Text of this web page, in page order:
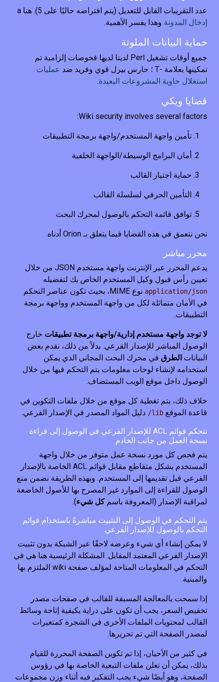
عدد التقريبات القابل للتعديل (يتم افتراضه حاليًا على 5). هنا a
إدخال المدونة وهذا يفسر الأهمية.
حماية البيانات الملوثة
جميع أوقات تشغيل Perl لدينا لديها فحوصات إلزامية تم
تمكينها بعلامة -T ؛ حارس بيرل قوي وفريد ضد
عمليات
استغلال حاوية المشروعات البعيدة.
قضايا ويكي
Wiki security involves several factors:
تأمين واجهة المستخدم/واجهة برمجة التطبيقات
أمان البرامج الوسيطة/الواجهة الخلفية
حماية اجتياز القالب
التأمين الحرفي لسلسلة القالب
توافق قائمة التحكم بالوصول لمحرك البحث
نحن نتعمق في هذه القضايا فيما يتعلق بـ Orion أدناه.
محرر مباشر
يدعم المحرر عبر الإنترنت واجهة مستخدم JSON من خلال
تعيين رأس قبول وكيل المستخدم الخاص بك لتفضيله
application/json
نوع MIME، بحيث تكون عناصر التحكم
في الأمان متماثلة لكل من واجهة المستخدم وواجهة برمجة
التطبيقات.
لا توجد واجهة مستخدم إدارية/واجهة برمجة تطبيقات خارج
الوصول المباشر للإصدار الفرعي. بدلاً من ذلك، نقدم بعض
البيانات الطرق في محرك البحث المجاني الذي يمكن
استخدامه لإنشاء لوحات معلومات يتم التحكم فيها من خلال
الوصول داخل موقع الويب المستضاف.
خلاف ذلك، يتم تغطية كل موقع من خلال ملفات التكوين في
قاعدة الموقع lib/
دليل المواد المصدر في الإصدار الفرعي.
تتحكم قوائم ACL للإصدار الفرعي في الوصول إلى قراءة
نسخة العمل من جانب الخادم
يتم فحص كل مورد نسخة عمل متوفر من خلال واجهة
المستخدم بشكل متقاطع مقابل قوائم ACL الخاصة بالإصدار
الفرعي قبل تقديمها إلى المستخدم. وبهذه الطريقة نضمن منع
الوصول للقراءة إلى الموارد غير المصرح بها للأصول الخاضعة
لمراقبة الإصدار (المعروفة باسمكل شيء).
يتم التحكم في الوصول إلى التثبيت مباشرةً باستخدام قوائم
التحكم بالوصول للإصدار الفرعي
لا يمكن إنشاء أي شيء وعرضه لاحقًا عبر الشبكة بدون تثبيت
الإصدار الفرعي المعتمد المقابل. المشكلة الرئيسية هنا هي في
التحكم في المعلومات المتاحة لمؤلف صفحة wiki الملتزم بها
والمبنية.
إذا سمحت بالمعالجة المسبقة للقالب في صفحات مصدر
تخفيض السعر، يجب أن تكون على دراية بكيفية إتاحة وسائط
القالب لمحتويات الملفات الأخرى في الشجرة كمتغيرات
لمصدر الصفحة التي تم تحريرها.
في كثير من الأحيان، إذا تم تكوين الصفحة المحررة للقيام
بذلك، يمكن أن تعلن ملفات التبعية الخاصة بها في رؤوس
الصفحة، وهو أيضًا شيء يجب التفكير فيه أثناء وزن مجموعات